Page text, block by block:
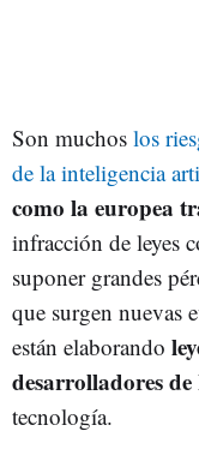
Son muchos los
de la inteligencia
como la europea
infracción de leyes
suponer grandes
que surgen nuevas
están elaborando
desarrolladores
tecnología.